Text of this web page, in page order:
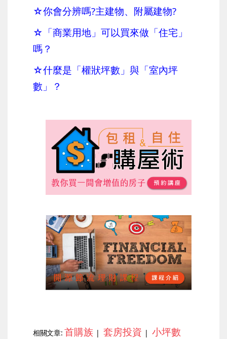
☆你會分辨嗎?主建物、附屬建物?
☆「商業用地」可以買來做「住宅」
嗎？
☆什麼是「權狀坪數」與「室內坪
數」？
相關文章:首購族 | 套房投資 | 小坪數